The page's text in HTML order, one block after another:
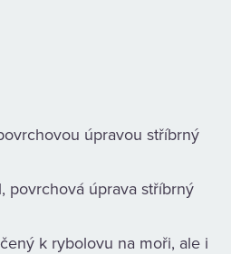
úpravou stříbrný
povrchová úprava stříbrný
k rybolovu na moři, ale i